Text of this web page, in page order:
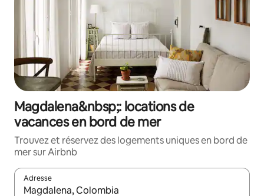
Magdalena&nbsp;: locations de
vacances en bord de mer
Trouvez et réservez des logements uniques en bord de
mer sur Airbnb
Adresse
Lorsque les résultats s'affichent, utilisez les flèches vers le